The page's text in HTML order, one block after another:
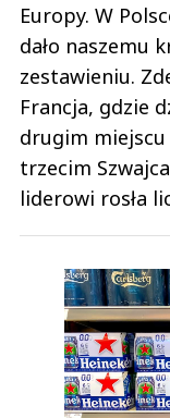
Europy. W
dało naszemu
zestawieniu.
Francja, gdzie
drugim miejscu
trzecim
liderowi rosła